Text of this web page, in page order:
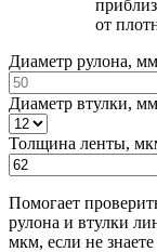
от
Диаметр рулона,
Диаметр втулки,
Толщина ленты,
Помогает
рулона и втулки
мкм, если не знаете